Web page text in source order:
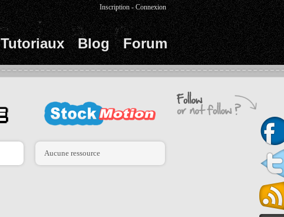
Tutoriaux Blog Forum
Inscription -Connexion
Aucune ressource